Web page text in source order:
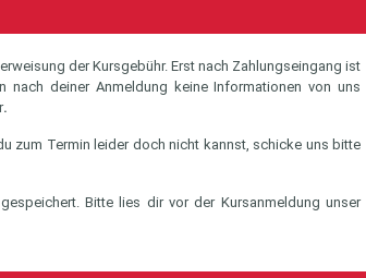
der Kursgebühr. Erst nach Zahlungseingang ist
nach deiner Anmeldung keine Informationen von uns
.
zum Termin leider doch nicht kannst, schicke uns bitte
Bitte lies dir vor der Kursanmeldung unser